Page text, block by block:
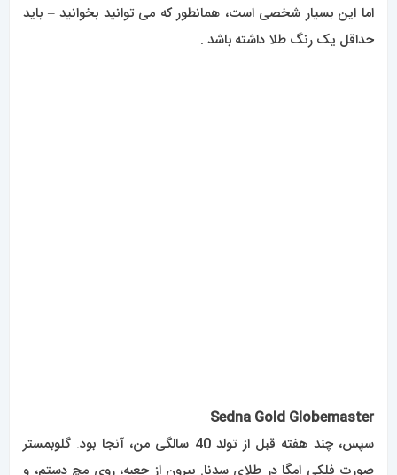
اما این بسیار شخصی است، همانطور که می توانید بخوانید – باید
حداقل یک رنگ طلا داشته باشد .
هر بار که آن را روی مچ دستم می گذارم، این جرقه جادویی وجود
من گلوبمستر را زیاد می پوشم و با اینکه بعضی ها این ساعت را یک